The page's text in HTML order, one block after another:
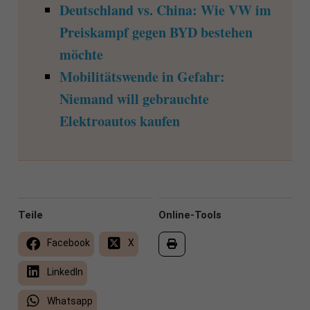
Deutschland vs. China: Wie VW im
Preiskampf gegen BYD bestehen
möchte
Mobilitätswende in Gefahr:
Niemand will gebrauchte
Elektroautos kaufen
Online-Tools
Teile
Facebook X
LinkedIn
Whatsapp